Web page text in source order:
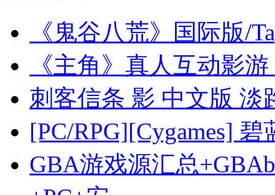
《鬼谷八荒》国际版/
《主角》真人互动影
刺客信条 影 中文版 淡
[PC/RPG][Cygames]
GBA游戏源汇总